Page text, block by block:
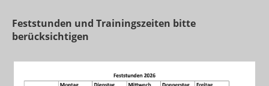
Feststunden und Trainingszeiten bitte
berücksichtigen